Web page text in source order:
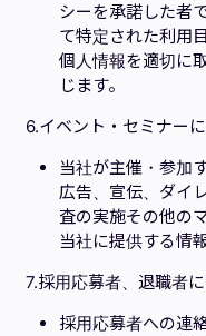
シーを承諾した者
て特定された利用
個人情報を適切に
じます。
6.イベント・セミナー
当社が主催・参加
広告、宣伝、ダイ
査の実施その他の
当社に提供する情
7.採用応募者、退職者
採用応募者への連